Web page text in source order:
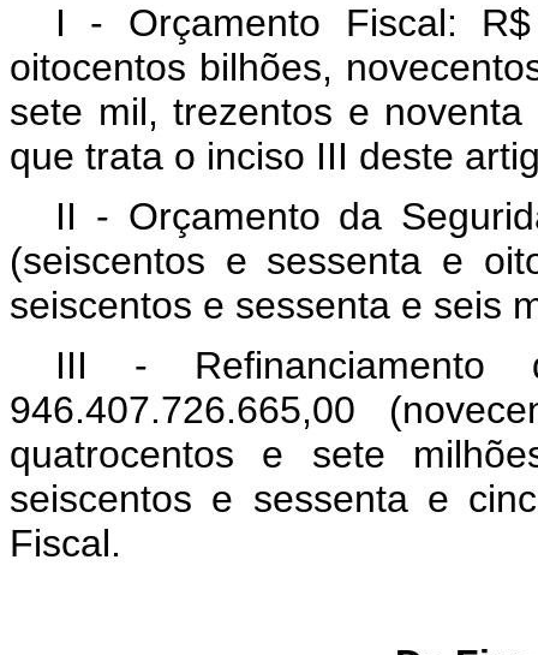
I - Orçamento Fiscal: R$
oitocentos bilhões,
sete mil, trezentos e
que trata o inciso III deste
II - Orçamento da
(seiscentos e sessenta e
seiscentos e sessenta e seis
III -
946.407.726.665,00
quatrocentos e sete
seiscentos e sessenta e
Fiscal.